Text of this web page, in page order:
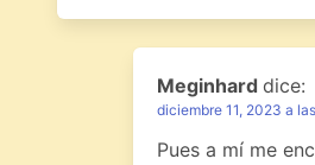
Meginhard dice:
diciembre 11, 2023 a
Pues a mí me